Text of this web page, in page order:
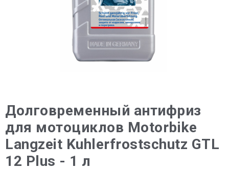
Долговременный антифриз
для мотоциклов Motorbike
Langzeit Kuhlerfrostschutz GTL
12 Plus - 1 л